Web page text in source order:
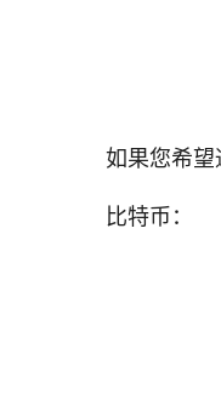
如果您希望
比特币：